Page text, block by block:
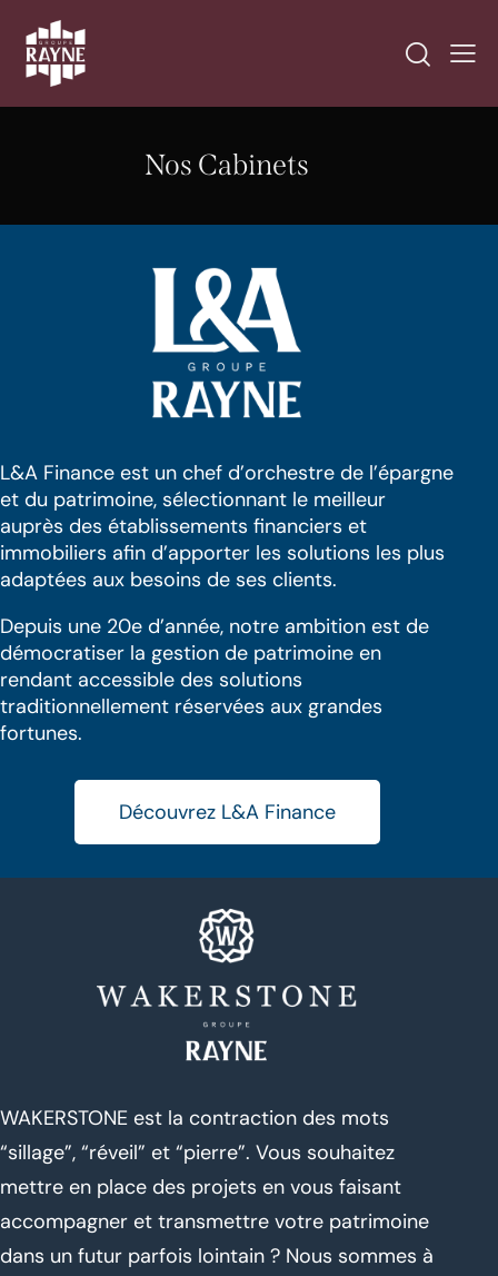
Nos Cabinets
L&A Finance est un chef d’orchestre de l’épargne
et du patrimoine, sélectionnant le meilleur
auprès des établissements financiers et
immobiliers afin d’apporter les solutions les plus
adaptées aux besoins de ses clients.
Depuis une 20e d’année, notre ambition est de
démocratiser la gestion de patrimoine en
rendant accessible des solutions
traditionnellement réservées aux grandes
fortunes.
Découvrez L&A Finance
WAKERSTONE est la contraction des mots
“sillage”, “réveil” et “pierre”. Vous souhaitez
mettre en place des projets en vous faisant
accompagner et transmettre votre patrimoine
dans un futur parfois lointain ? Nous sommes à